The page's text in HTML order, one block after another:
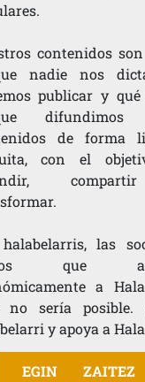
contenidos
nadie nos
publicar y
difundimos
de forma
con el
las
que
a
no sería posible.
y apoya a
EGIN ZAITEZ